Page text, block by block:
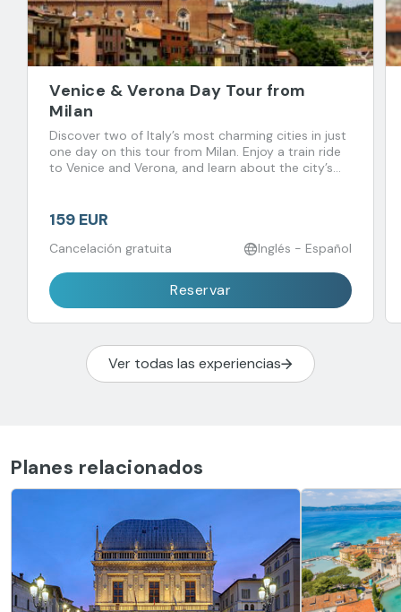
Venice & Verona Day Tour from
Milan
Discover two of Italy’s most charming cities in just
one day on this tour from Milan. Enjoy a train ride
to Venice and Verona, and learn about the city’s
159 EUR
Cancelación gratuita Inglés - Español
Reservar
Ver todas las experiencias
Planes relacionados